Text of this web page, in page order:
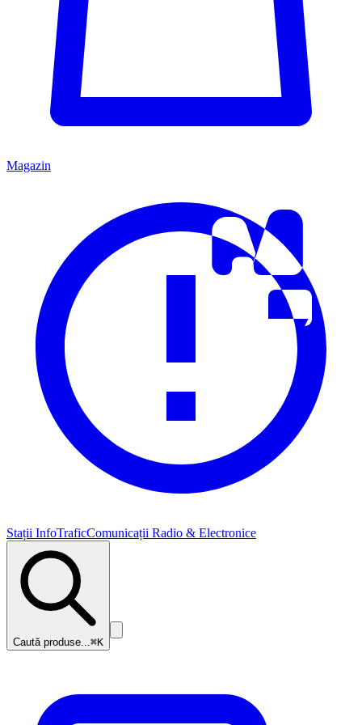
Magazin
Stații InfoTraficComunicații Radio & Electronice
Caută produse...⌘K